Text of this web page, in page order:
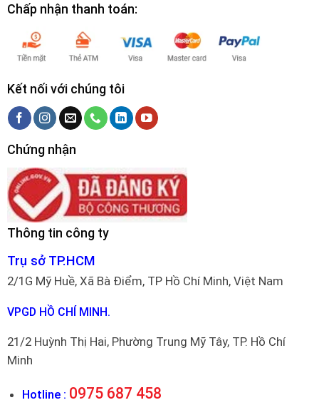
Chấp nhận thanh toán:
Kết nối với chúng tôi
Chứng nhận
Thông tin công ty
Trụ sở TP.HCM
2/1G Mỹ Huề, Xã Bà Điểm, TP Hồ Chí Minh, Việt Nam
VPGD HỒ CHÍ MINH.
21/2 Huỳnh Thị Hai, Phường Trung Mỹ Tây, TP. Hồ Chí
Minh
Hotline : 0975 687 458